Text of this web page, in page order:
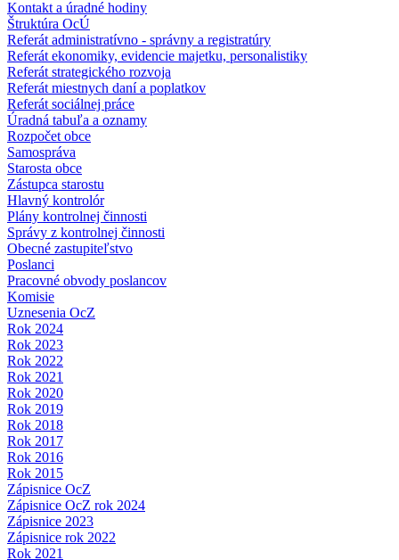
Kontakt a úradné hodiny
Štruktúra OcÚ
Referát administratívno - správny a registratúry
Referát ekonomiky, evidencie majetku, personalistiky
Referát strategického rozvoja
Referát miestnych daní a poplatkov
Referát sociálnej práce
Úradná tabuľa a oznamy
Rozpočet obce
Samospráva
Starosta obce
Zástupca starostu
Hlavný kontrolór
Plány kontrolnej činnosti
Správy z kontrolnej činnosti
Obecné zastupiteľstvo
Poslanci
Pracovné obvody poslancov
Komisie
Uznesenia OcZ
Rok 2024
Rok 2023
Rok 2022
Rok 2021
Rok 2020
Rok 2019
Rok 2018
Rok 2017
Rok 2016
Rok 2015
Zápisnice OcZ
Zápisnice OcZ rok 2024
Zápisnice 2023
Zápisnice rok 2022
Rok 2021